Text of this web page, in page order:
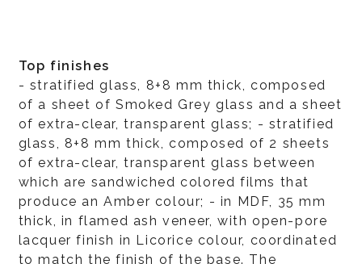
Top finishes
- stratified glass, 8+8 mm thick, composed
of a sheet of Smoked Grey glass and a sheet
of extra-clear, transparent glass; - stratified
glass, 8+8 mm thick, composed of 2 sheets
of extra-clear, transparent glass between
which are sandwiched colored films that
produce an Amber colour; - in MDF, 35 mm
thick, in flamed ash veneer, with open-pore
lacquer finish in Licorice colour, coordinated
to match the finish of the base. The